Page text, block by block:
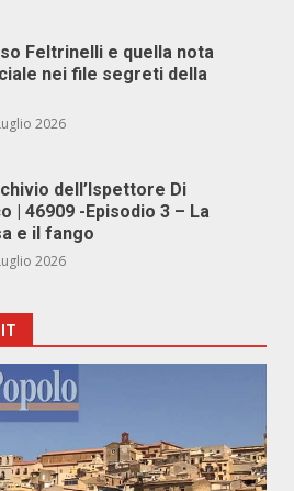
Feltrinelli e quella nota
nei file segreti della
2026
dell’Ispettore Di
| 46909 -Episodio 3 – La
e il fango
2026